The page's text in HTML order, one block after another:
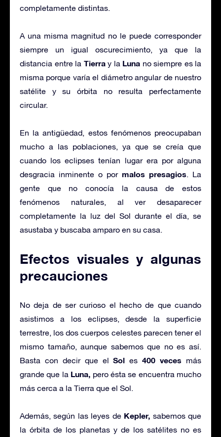
completamente distintas.
A una misma magnitud no le puede corresponder
siempre un igual oscurecimiento, ya que la
distancia entre la Tierray la Luna no siempre es la
misma porque varía el diámetro angular de nuestro
satélite y su órbita no resulta perfectamente
circular.
En la antigüedad, estos fenómenos preocupaban
mucho a las poblaciones, ya que se creía que
cuando los eclipses tenían lugar era por alguna
desgracia inminente o por malos presagios. La
gente que no conocía la causa de estos
fenómenos naturales, al ver desaparecer
completamente la luz del Sol durante el día, se
asustaba y buscaba amparo en su casa.
Efectos visuales y algunas
precauciones
No deja de ser curioso el hecho de que cuando
asistimos a los eclipses, desde la superficie
terrestre, los dos cuerpos celestes parecen tener el
mismo tamaño, aunque sabemos que no es así.
Basta con decir que elSol es400 veces más
grande que la Luna, pero ésta se encuentra mucho
más cerca a la Tierra que el Sol.
Además, según las leyes de Kepler, sabemos que
la órbita de los planetas y de los satélites no es